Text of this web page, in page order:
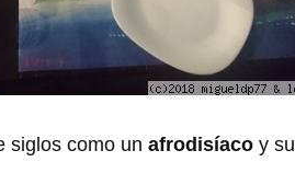
siglos como un afrodisíaco y su